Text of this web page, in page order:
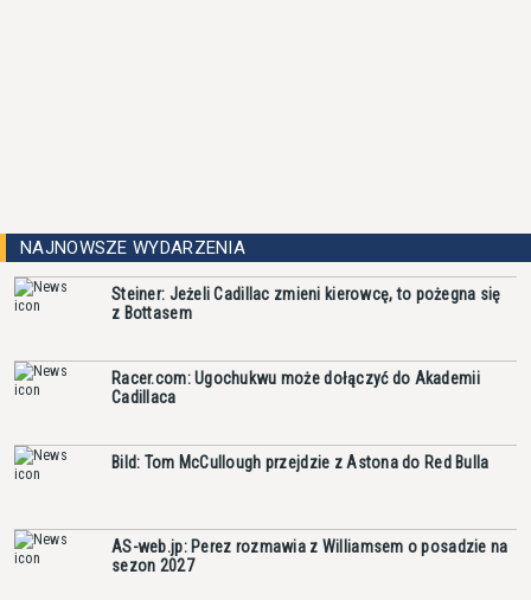
NAJNOWSZE WYDARZENIA
Steiner: Jeżeli Cadillac zmieni kierowcę, to pożegna się
z Bottasem
Racer.com: Ugochukwu może dołączyć do Akademii
Cadillaca
Bild: Tom McCullough przejdzie z Astona do Red Bulla
AS-web.jp: Perez rozmawia z Williamsem o posadzie na
sezon 2027